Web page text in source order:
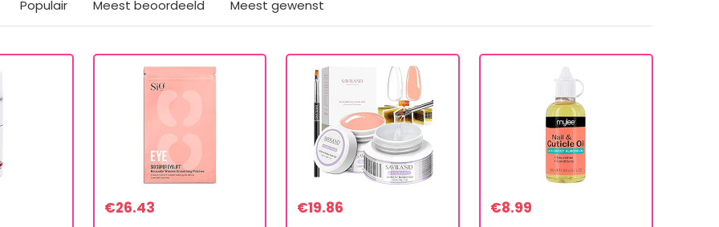
Populair Meest beoordeeld Meest gewenst
€26.43 €19.86 €8.99